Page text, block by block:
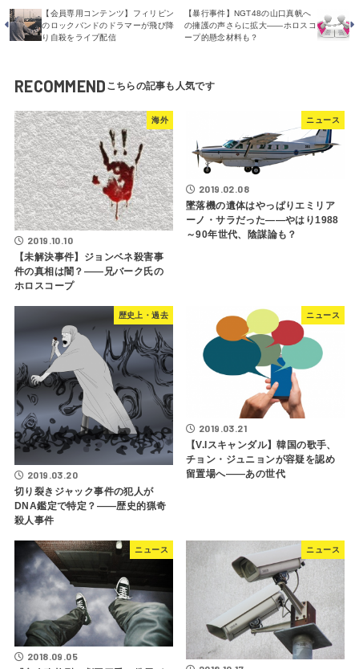
【会員専用コンテンツ】フィリピン
のロックバンドのドラマーが飛び降
り自殺をライブ配信
【暴行事件】NGT48の山口真帆へ
の擁護の声さらに拡大――ホロスコ
ープ的懸念材料も？
RECOMMEND
海外
2019.10.10
【未解決事件】ジョンベネ殺害事
件の真相は闇？――兄バーク氏の
ホロスコープ
ニュース
2019.02.08
墜落機の遺体はやっぱりエミリア
ーノ・サラだった――やはり1988
～90年世代、陰謀論も？
歴史上・過去
2019.03.20
切り裂きジャック事件の犯人が
DNA鑑定で特定？――歴史的猟奇
殺人事件
ニュース
2019.03.21
【V.Iスキャンダル】韓国の歌手、
チョン・ジュニョンが容疑を認め
留置場へ――あの世代
ニュース
2018.09.05
ニュース